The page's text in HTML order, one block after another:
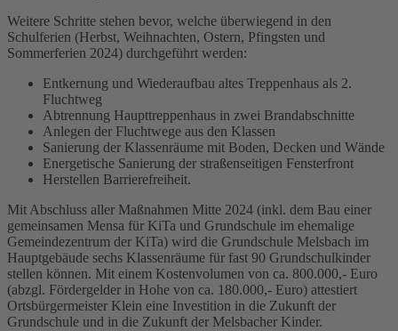
Weitere Schritte stehen bevor, welche überwiegend in den
Schulferien (Herbst, Weihnachten, Ostern, Pfingsten und
Sommerferien 2024) durchgeführt werden:
Entkernung und Wiederaufbau altes Treppenhaus als 2.
Fluchtweg
Abtrennung Haupttreppenhaus in zwei Brandabschnitte
Anlegen der Fluchtwege aus den Klassen
Sanierung der Klassenräume mit Boden, Decken und Wände
Energetische Sanierung der straßenseitigen Fensterfront
Herstellen Barrierefreiheit.
Mit Abschluss aller Maßnahmen Mitte 2024 (inkl. dem Bau einer
gemeinsamen Mensa für KiTa und Grundschule im ehemalige
Gemeindezentrum der KiTa) wird die Grundschule Melsbach im
Hauptgebäude sechs Klassenräume für fast 90 Grundschulkinder
stellen können. Mit einem Kostenvolumen von ca. 800.000,- Euro
(abzgl. Fördergelder in Hohe von ca. 180.000,- Euro) attestiert
Ortsbürgermeister Klein eine Investition in die Zukunft der
Grundschule und in die Zukunft der Melsbacher Kinder.